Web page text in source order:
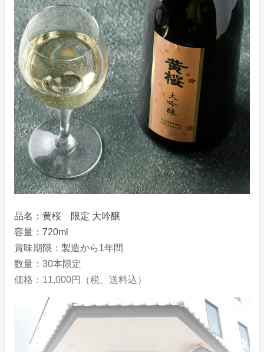
品名：黄桜 限定 大吟醸
容量：720ml
賞味期限：製造から1年間
数量：30本限定
価格：11,000円（税、送料込）